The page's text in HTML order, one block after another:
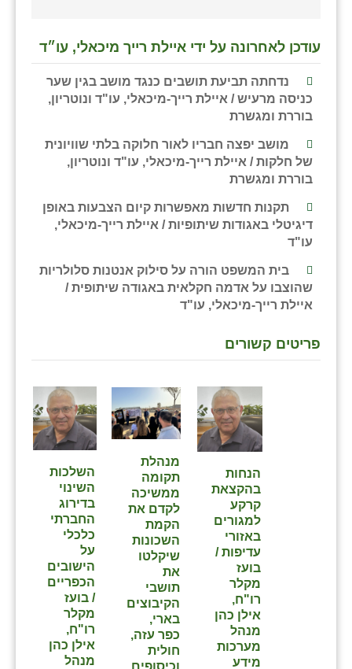
עודכן לאחרונה על ידי איילת רייך מיכאלי, עו״ד
נדחתה תביעת תושבים כנגד מושב בגין שער
כניסה מרעיש / איילת רייך-מיכאלי, עו"ד ונוטריון,
בוררת ומגשרת
מושב יפצה חבריו לאור חלוקה בלתי שוויונית
של חלקות / איילת רייך-מיכאלי, עו"ד ונוטריון,
בוררת ומגשרת
תקנות חדשות מאפשרות קיום הצבעות באופן
דיגיטלי באגודות שיתופיות / איילת רייך-מיכאלי,
עו"ד
בית המשפט הורה על סילוק אנטנות סלולריות
שהוצבו על אדמה חקלאית באגודה שיתופית /
איילת רייך-מיכאלי, עו"ד
פריטים קשורים
השלכות
השינוי
בדירוג
החברתי
כלכלי
על
הישובים
הכפריים
/ בועז
מקלר
רו"ח,
אילן כהן
מנהל
מנהלת
תקומה
ממשיכה
לקדם את
הקמת
השכונות
שיקלטו
את
תושבי
הקיבוצים
בארי,
כפר עזה,
חולית
וכיסופים
הנחות
בהקצאת
קרקע
למגורים
באזורי
עדיפות /
בועז
מקלר
רו"ח,
אילן כהן
מנהל
מערכות
מידע